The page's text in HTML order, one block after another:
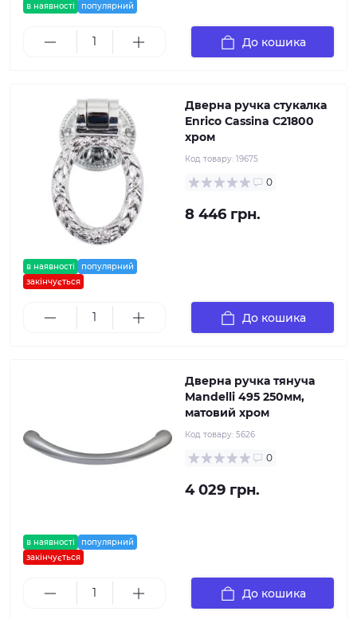
в наявності популярний
До кошика
в наявності
популярний
закінчується
Дверна ручка стукалка
Enrico Cassina C21800
хром
Код товару: 19675
0
8 446 грн.
До кошика
в наявності
популярний
закінчується
Дверна ручка тянуча
Mandelli 495 250мм,
матовий хром
Код товару: 5626
0
4 029 грн.
До кошика